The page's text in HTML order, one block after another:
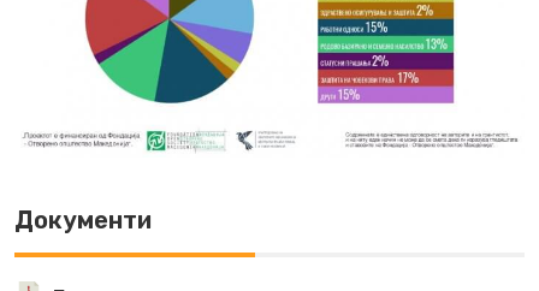
Документи